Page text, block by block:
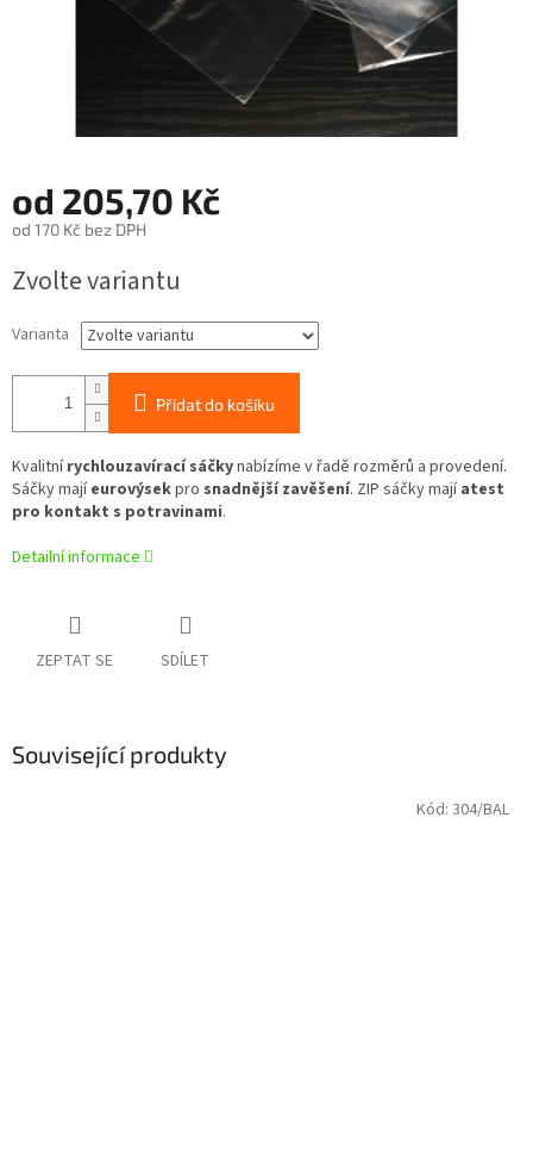
od 205,70 Kč
od 170 Kč bez DPH
cena:
Zvolte variantu
Varianta
Přidat do košíku
Kvalitnírychlouzavírací sáčkynabízíme v řadě rozměrů a provedení.
Sáčky majíeurovýsekpro snadnější zavěšení. ZIP sáčky majíatest
pro kontakt s potravinami.
Detailní informace
ZEPTAT SE SDÍLET
Související produkty
Kód: 304/BAL